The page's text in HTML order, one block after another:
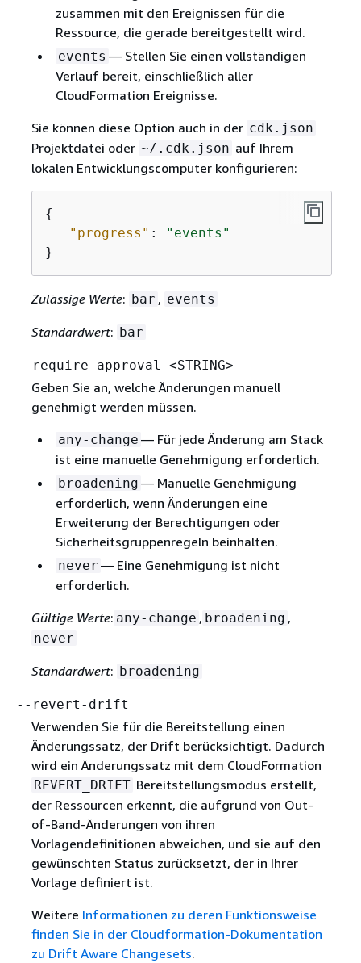
zusammen mit den Ereignissen für die
Ressource, die gerade bereitgestellt wird.
events — Stellen Sie einen vollständigen
Verlauf bereit, einschließlich aller
CloudFormation Ereignisse.
Sie können diese Option auch in der cdk.json
Projektdatei oder ~/.cdk.json auf Ihrem
lokalen Entwicklungscomputer konfigurieren:
{
"progress" :
"events"
}
Zulässige Werte: bar , events
Standardwert: bar
--require-approval <STRING>
Geben Sie an, welche Änderungen manuell
genehmigt werden müssen.
any-change — Für jede Änderung am Stack
ist eine manuelle Genehmigung erforderlich.
broadening — Manuelle Genehmigung
erforderlich, wenn Änderungen eine
Erweiterung der Berechtigungen oder
Sicherheitsgruppenregeln beinhalten.
never — Eine Genehmigung ist nicht
erforderlich.
Gültige Werte: any-change , broadening ,
never
Standardwert: broadening
--revert-drift
Verwenden Sie für die Bereitstellung einen
Änderungssatz, der Drift berücksichtigt. Dadurch
wird ein Änderungssatz mit dem CloudFormation
REVERT_DRIFT Bereitstellungsmodus erstellt,
der Ressourcen erkennt, die aufgrund von Out-
of-Band-Änderungen von ihren
Vorlagendefinitionen abweichen, und sie auf den
gewünschten Status zurücksetzt, der in Ihrer
Vorlage definiert ist.
Weitere Informationen zu deren Funktionsweise
finden Sie in der Cloudformation-Dokumentation
zu Drift Aware Changesets.